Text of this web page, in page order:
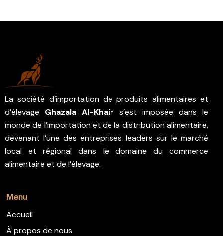
La société d’importation de produits alimentaires et
d’élevage Ghazala Al-Khair s’est imposée dans le
monde de l’importation et de la distribution alimentaire,
devenant l’une des entreprises leaders sur le marché
local et régional dans le domaine du commerce
alimentaire et de l’élevage.
Menu
Accueil
À propos de nous